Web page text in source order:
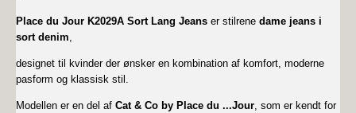
Place du Jour K2029A Sort Lang Jeans er stilrene dame jeans i
sort denim,
designet til kvinder der ønsker en kombination af komfort, moderne
pasform og klassisk stil.
Modellen er en del af Cat & Co by Place du ...Jour, som er kendt for